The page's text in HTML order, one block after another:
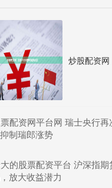
配资网平台网 瑞士央行
制瑞郎涨势
的股票配资平台 沪深指
放大收益潜力